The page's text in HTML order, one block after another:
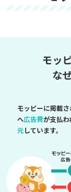
モッ
な
モッピーに掲載
へ広告費が支払
元しています。